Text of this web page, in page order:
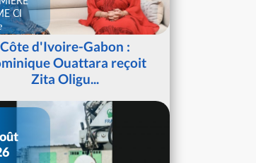
CI
Côte d'Ivoire-Gabon :
Ouattara reçoit
Zita Oligu...